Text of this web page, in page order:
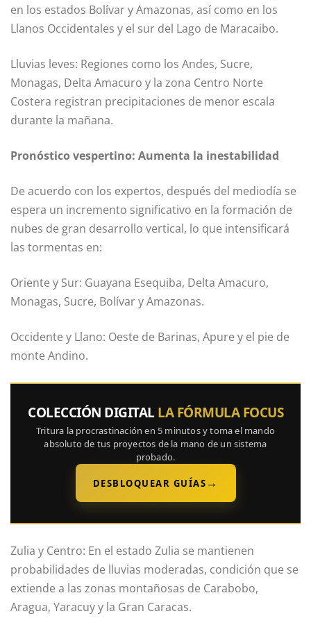
en los estados Bolívar y Amazonas, así como en los
Llanos Occidentales y el sur del Lago de Maracaibo.
Lluvias leves: Regiones como los Andes, Sucre,
Monagas, Delta Amacuro y la zona Centro Norte
Costera registran precipitaciones de menor escala
durante la mañana.
Pronóstico vespertino: Aumenta la inestabilidad
De acuerdo con los expertos, después del mediodía se
espera un incremento significativo en la formación de
nubes de gran desarrollo vertical, lo que intensificará
las tormentas en:
Oriente y Sur: Guayana Esequiba, Delta Amacuro,
Monagas, Sucre, Bolívar y Amazonas.
Occidente y Llano: Oeste de Barinas, Apure y el pie de
monte Andino.
COLECCIÓN DIGITAL LA FÓRMULA FOCUS
Tritura la procrastinación en 5 minutos y toma el mando
absoluto de tus proyectos de la mano de un sistema
probado.
DESBLOQUEAR GUÍAS →
Zulia y Centro: En el estado Zulia se mantienen
probabilidades de lluvias moderadas, condición que se
extiende a las zonas montañosas de Carabobo,
Aragua, Yaracuy y la Gran Caracas.